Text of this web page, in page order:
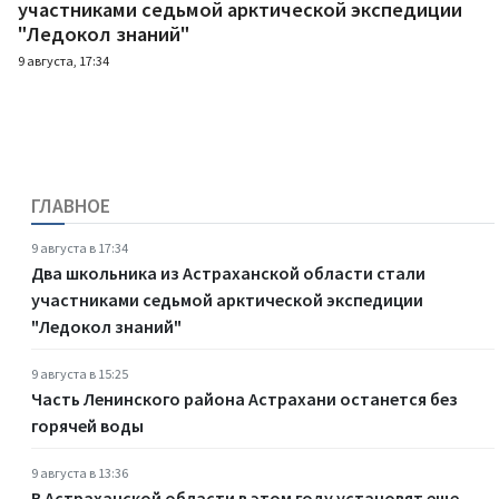
участниками седьмой арктической экспедиции
"Ледокол знаний"
9 августа, 17:34
ГЛАВНОЕ
9 августа в 17:34
Два школьника из Астраханской области стали
участниками седьмой арктической экспедиции
"Ледокол знаний"
9 августа в 15:25
Часть Ленинского района Астрахани останется без
горячей воды
9 августа в 13:36